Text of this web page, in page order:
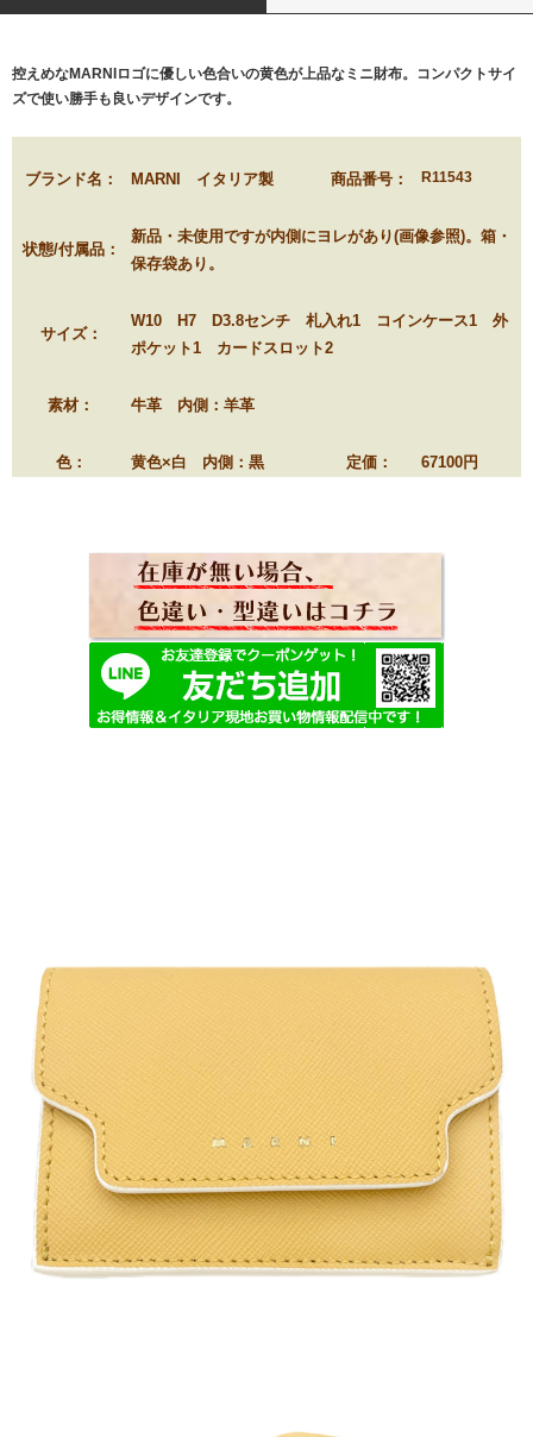
控えめなMARNIロゴに優しい色合いの黄色が上品なミニ財布。コンパクトサイ
ズで使い勝手も良いデザインです。
ブランド名： MARNI イタリア製 商品番号： R11543
状態/付属品：
新品・未使用ですが内側にヨレがあり(画像参照)。箱・
保存袋あり。
サイズ：
W10 H7 D3.8センチ 札入れ1 コインケース1 外
ポケット1 カードスロット2
素材： 牛革 内側：羊革
色： 黄色×白 内側：黒 定価： 67100円